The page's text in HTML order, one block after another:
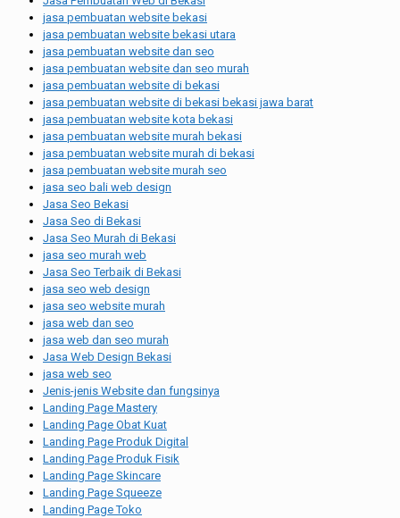
jasa pembuatan website bekasi
jasa pembuatan website bekasi utara
jasa pembuatan website dan seo
jasa pembuatan website dan seo murah
jasa pembuatan website di bekasi
jasa pembuatan website di bekasi bekasi jawa barat
jasa pembuatan website kota bekasi
jasa pembuatan website murah bekasi
jasa pembuatan website murah di bekasi
jasa pembuatan website murah seo
jasa seo bali web design
Jasa Seo Bekasi
Jasa Seo di Bekasi
Jasa Seo Murah di Bekasi
jasa seo murah web
Jasa Seo Terbaik di Bekasi
jasa seo web design
jasa seo website murah
jasa web dan seo
jasa web dan seo murah
Jasa Web Design Bekasi
jasa web seo
Jenis-jenis Website dan fungsinya
Landing Page Mastery
Landing Page Obat Kuat
Landing Page Produk Digital
Landing Page Produk Fisik
Landing Page Skincare
Landing Page Squeeze
Landing Page Toko